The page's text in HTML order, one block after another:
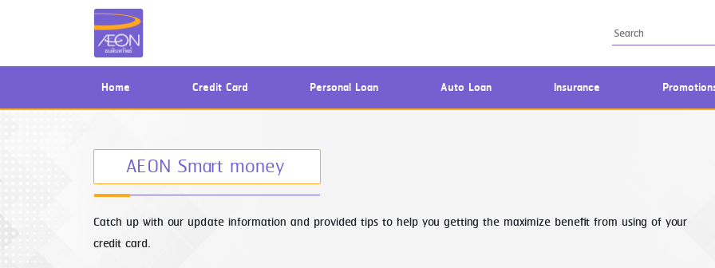
Home Credit Card Personal Loan Auto Loan Insurance
AEON Smart money
Catch up with our update information and provided tips to help you getting the maximize benefit from using of your
credit card.